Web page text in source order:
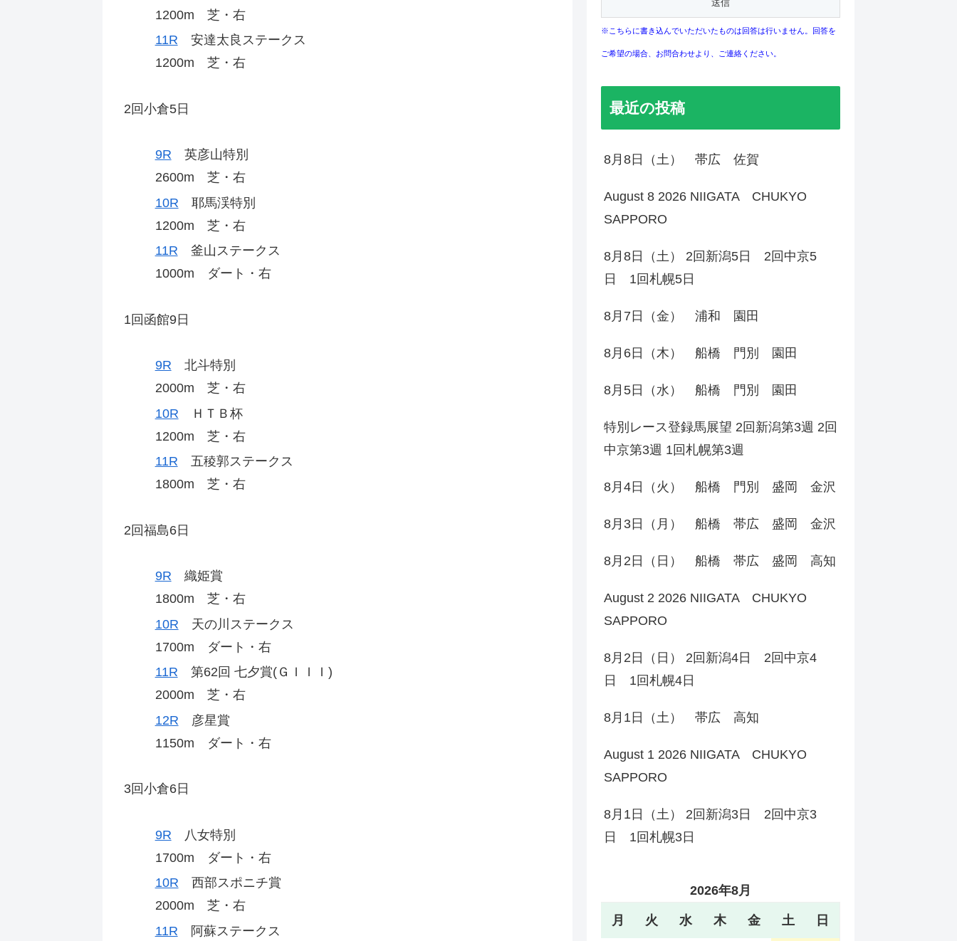
1200m 芝・右
11R 安達太良ステークス
1200m 芝・右
2回小倉5日
9R 英彦山特別
2600m 芝・右
10R 耶馬渓特別
1200m 芝・右
11R 釜山ステークス
1000m ダート・右
1回函館9日
9R 北斗特別
2000m 芝・右
10R ＨＴＢ杯
1200m 芝・右
11R 五稜郭ステークス
1800m 芝・右
2回福島6日
9R 織姫賞
1800m 芝・右
10R 天の川ステークス
1700m ダート・右
11R 第62回 七夕賞(ＧＩＩＩ)
2000m 芝・右
12R 彦星賞
1150m ダート・右
3回小倉6日
9R 八女特別
1700m ダート・右
10R 西部スポニチ賞
2000m 芝・右
11R 阿蘇ステークス
※こちらに書き込んでいただいたものは回答は行いません。回答を
ご希望の場合、お問合わせより、ご連絡ください。
最近の投稿
8月8日（土） 帯広 佐賀
August 8 2026 NIIGATA CHUKYO
SAPPORO
8月8日（土） 2回新潟5日 2回中京5
日 1回札幌5日
8月7日（金） 浦和 園田
8月6日（木） 船橋 門別 園田
8月5日（水） 船橋 門別 園田
特別レース登録馬展望 2回新潟第3週 2回
中京第3週 1回札幌第3週
8月4日（火） 船橋 門別 盛岡 金沢
8月3日（月） 船橋 帯広 盛岡 金沢
8月2日（日） 船橋 帯広 盛岡 高知
August 2 2026 NIIGATA CHUKYO
SAPPORO
8月2日（日） 2回新潟4日 2回中京4
日 1回札幌4日
8月1日（土） 帯広 高知
August 1 2026 NIIGATA CHUKYO
SAPPORO
8月1日（土） 2回新潟3日 2回中京3
日 1回札幌3日
2026年8月
月 火 水 木 金 土 日